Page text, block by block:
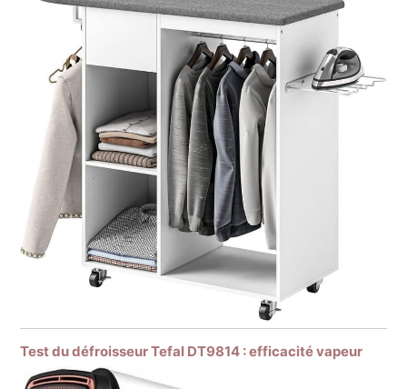
Test du défroisseur Tefal DT9814 : efficacité vapeur